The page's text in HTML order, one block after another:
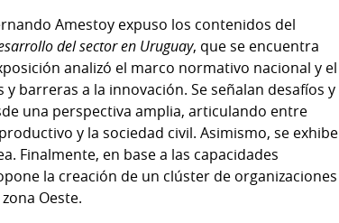
Amestoy expuso los contenidos del
del sector en Uruguay, que se encuentra
analizó el marco normativo nacional y el
barreras a la innovación. Se señalan desafíos y
una perspectiva amplia, articulando entre
y la sociedad civil. Asimismo, se exhibe
Finalmente, en base a las capacidades
la creación de un clúster de organizaciones
Oeste.